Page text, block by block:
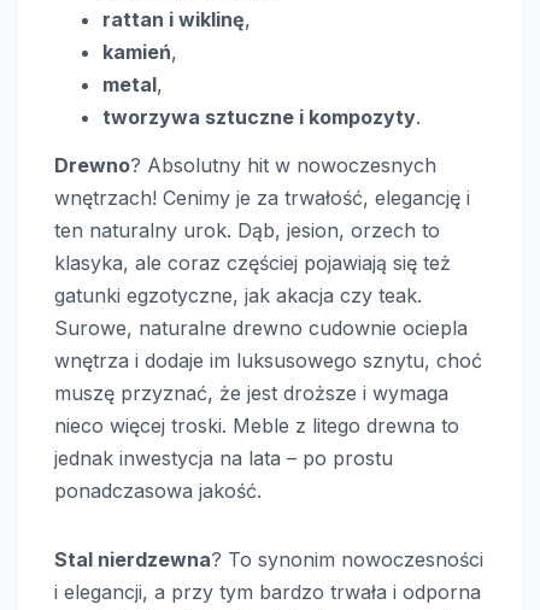
rattan i wiklinę,
kamień,
metal,
tworzywa sztuczne i kompozyty.
Drewno? Absolutny hit w nowoczesnych
wnętrzach! Cenimy je za trwałość, elegancję i
ten naturalny urok. Dąb, jesion, orzech to
klasyka, ale coraz częściej pojawiają się też
gatunki egzotyczne, jak akacja czy teak.
Surowe, naturalne drewno cudownie ociepla
wnętrza i dodaje im luksusowego sznytu, choć
muszę przyznać, że jest droższe i wymaga
nieco więcej troski. Meble z litego drewna to
jednak inwestycja na lata – po prostu
ponadczasowa jakość.
Stal nierdzewna? To synonim nowoczesności
i elegancji, a przy tym bardzo trwała i odporna